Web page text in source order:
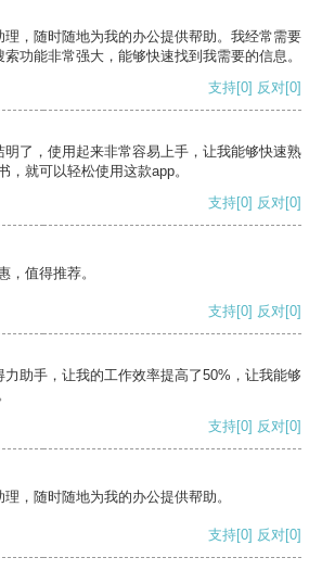
，随时随地为我的办公提供帮助。我经常需要
功能非常强大，能够快速找到我需要的信息。
支持[0] 反对[0]
了，使用起来非常容易上手，让我能够快速熟
，就可以轻松使用这款app。
支持[0] 反对[0]
，值得推荐。
支持[0] 反对[0]
助手，让我的工作效率提高了50%，让我能够
支持[0] 反对[0]
，随时随地为我的办公提供帮助。
支持[0] 反对[0]